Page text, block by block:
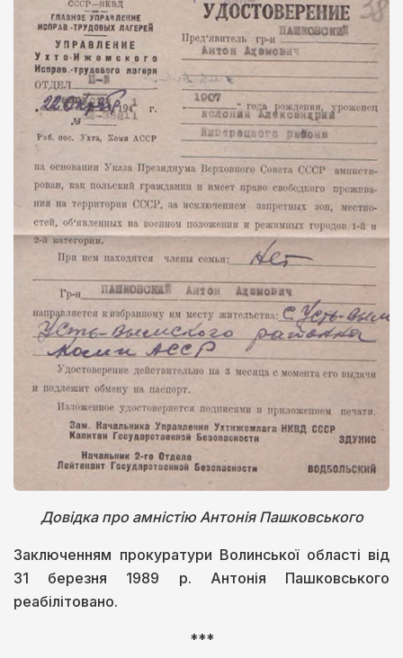
Довідка про амністію Антонія Пашковського
Заключенням прокуратури Волинської області від
31 березня 1989 р. Антонія Пашковського
реабілітовано.
***